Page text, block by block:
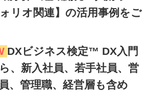
ォリオ関連】の活用事例をご
DXビジネス検定™ DX入門
、新入社員、若手社員、営
、管理職、経営層も含め